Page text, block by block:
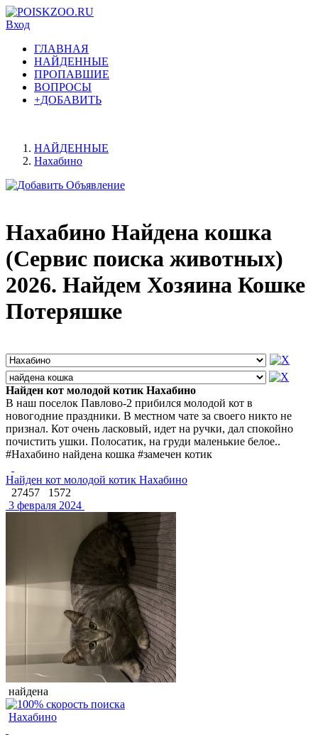
Вход
ГЛАВНАЯ
НАЙДЕННЫЕ
ПРОПАВШИЕ
ВОПРОСЫ
+ДОБАВИТЬ
НАЙДЕННЫЕ
Нахабино
Нахабино Найдена кошка
(Сервис поиска животных)
2026. Найдем Хозяина Кошке
Потеряшке
Найден кот молодой котик Нахабино
В наш поселок Павлово-2 прибился молодой кот в
новогодние праздники. В местном чате за своего никто не
признал. Кот очень ласковый, идет на ручки, дал спокойно
почистить ушки. Полосатик, на груди маленькие белое..
#Нахабино найдена кошка #замечен котик
Найден кот молодой котик Нахабино
27457
1572
3 февраля 2024
найдена
Нахабино